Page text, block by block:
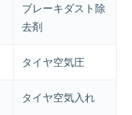
ブレーキダスト除
去剤
タイヤ空気圧
タイヤ空気入れ